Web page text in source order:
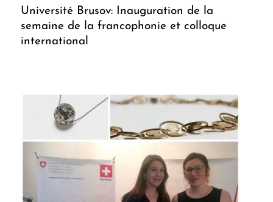
Université Brusov: Inauguration de la
semaine de la francophonie et colloque
international